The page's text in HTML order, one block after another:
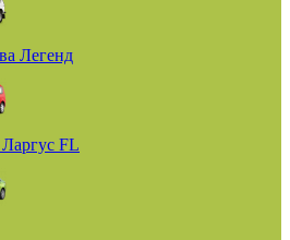
Легенд
FL